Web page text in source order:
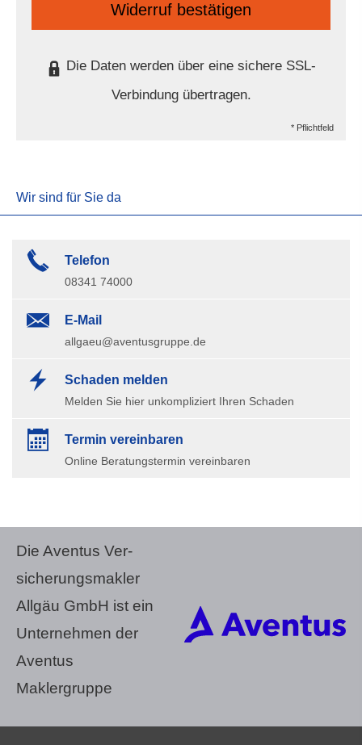
Widerruf bestätigen
Die Daten werden über eine sichere SSL-
Verbindung übertragen.
* Pflichtfeld
Wir sind für Sie da
Telefon
08341 74000
E-Mail
allgaeu@aventusgruppe.de
Schaden melden
Melden Sie hier unkompliziert Ihren Schaden
Termin ver­ein­baren
Online Beratungstermin vereinbaren
Die Aventus Ver­
sicherungs­makler
Allgäu GmbH ist ein
Unternehmen der
Aventus
Maklergruppe